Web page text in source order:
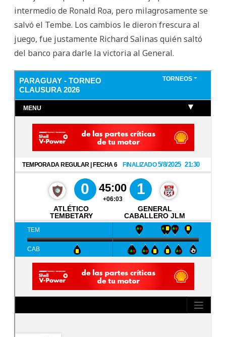
intermedio de Ronald Roa, pero milagrosamente se
salvó el Tembe. Los cambios le dieron frescura al
juego, fue justamente Richard Salinas quién saltó
del banco para darle la victoria al General.